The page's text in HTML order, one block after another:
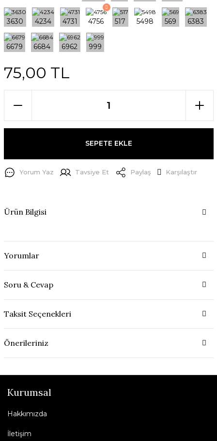
75,00 TL
SEPETE EKLE
Yorum Yaz Tavsiye Et Paylaş Karşılaştır
Ürün Bilgisi
Yorumlar
Soru & Cevap
Taksit Seçenekleri
Önerileriniz
Kurumsal
Hakkımızda
İletişim